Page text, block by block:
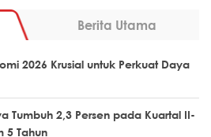
Berita Utama
2026 Krusial untuk Perkuat Daya
Tumbuh 2,3 Persen pada Kuartal II-
5 Tahun